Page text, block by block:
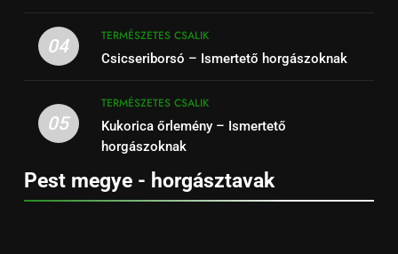
04
TERMÉSZETES CSALIK
Csicseriborsó – Ismertető horgászoknak
05
TERMÉSZETES CSALIK
Kukorica őrlemény – Ismertető
horgászoknak
Pest megye - horgásztavak